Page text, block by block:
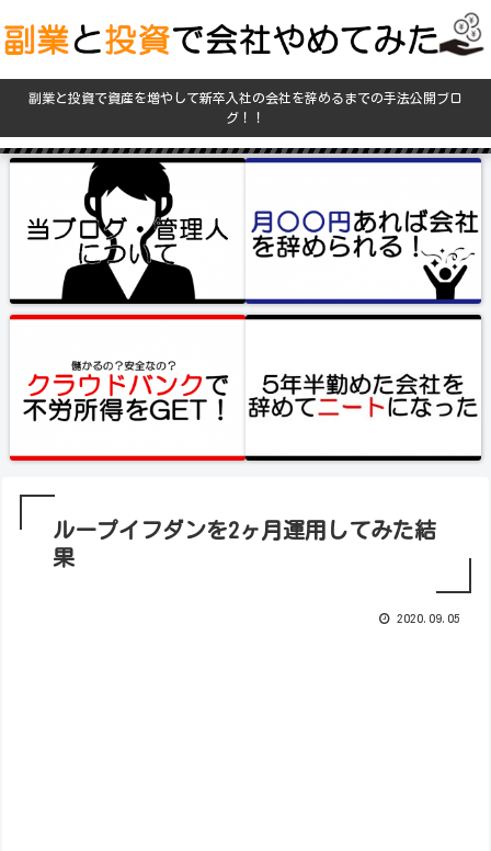
副業と投資で資産を増やして新卒入社の会社を辞めるまでの手法公開ブロ
グ！！
ループイフダンを2ヶ月運用してみた結
果
2020.09.05